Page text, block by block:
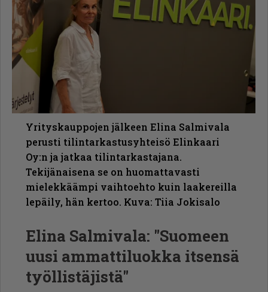
Yrityskauppojen jälkeen Elina Salmivala
perusti tilintarkastusyhteisö Elinkaari
Oy:n ja jatkaa tilintarkastajana.
Tekijänaisena se on huomattavasti
mielekkäämpi vaihtoehto kuin laakereilla
lepäily, hän kertoo. Kuva: Tiia Jokisalo
Elina Salmivala: "Suomeen
uusi ammattiluokka itsensä
työllistäjistä"